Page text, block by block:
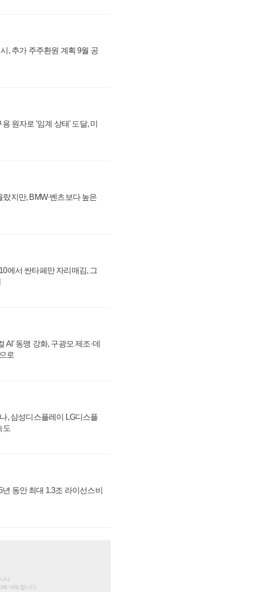
, 추가 주주환원 계획 9월 공
원자로 '임계 상태' 도달, 미
지만, BMW·벤츠보다 높은
에서 싼타페만 자리매김, 그
동맹 강화, 구광모 제조·데
로
, 삼성디스플레이 LG디스플
도
동안 최대 1.3조 라이선스비
다.
삭제 합니다.